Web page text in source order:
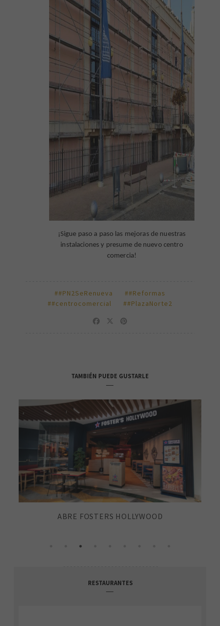
¡Sigue paso a paso las mejoras de nuestras
instalaciones y presume de nuevo centro
comercia!
##PN2SeRenueva
##Reformas
##centrocomercial
##PlazaNorte2
TAMBIÉN PUEDE GUSTARLE
ABRE FOSTERS HOLLYWOOD
RESTAURANTES